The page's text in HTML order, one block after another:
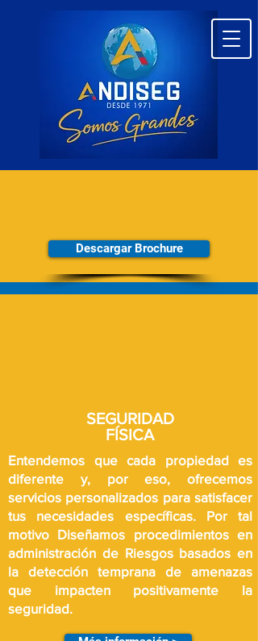
Descargar Brochure
SEGURIDAD
FÍSICA
Entendemos que cada propiedad es
diferente y, por eso, ofrecemos
servicios personalizados para satisfacer
tus necesidades específicas. Por tal
motivo Diseñamos procedimientos en
administración de Riesgos basados en
la detección temprana de amenazas
que impacten positivamente la
seguridad.